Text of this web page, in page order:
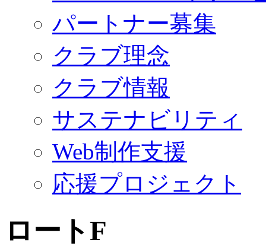
パートナー募集
クラブ理念
クラブ情報
サステナビリティ
Web制作支援
応援プロジェクト
ロートF